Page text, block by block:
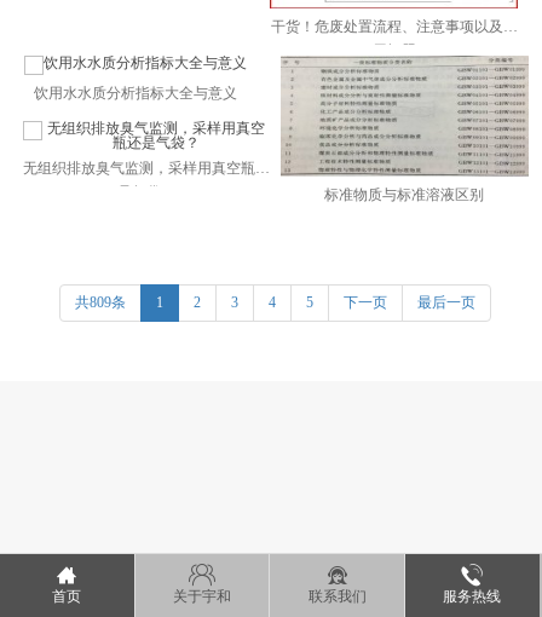
干货！危废处置流程、注意事项以及费
标准物质与标准溶液区别
饮用水水质分析指标大全与意义
无组织排放臭气监测，采样用真空瓶还
共809条 1 2 3 4 5 下一页 最后一页
首页 关于宇和 联系我们 服务热线